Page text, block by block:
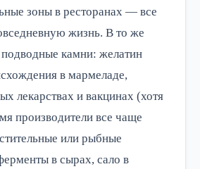
зоны в ресторанах — все
жизнь. В то же
камни: желатин
в мармеладе,
лекарствах и вакцинах (хотя
производители все чаще
или рыбные
в сырах, сало в